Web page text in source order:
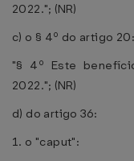
2022."; (NR)
c) o § 4º do artigo 20:
"§ 4º Este
2022."; (NR)
d) do artigo 36:
1. o "caput":